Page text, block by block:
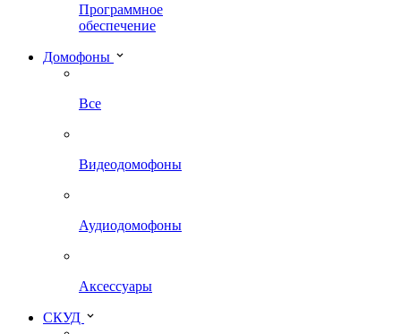
Программное
обеспечение
Домофоны
Все
Видеодомофоны
Аудиодомофоны
Аксессуары
СКУД